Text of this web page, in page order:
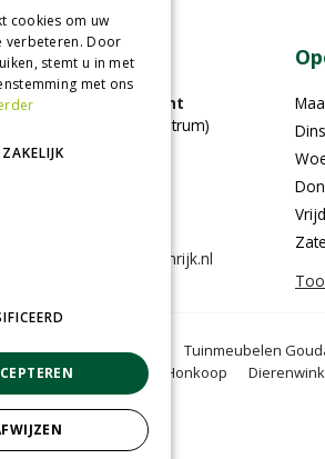
Bergambacht
(voorheen Stouts tuincentrum)
21A
info@bergambacht.groenrijk.nl
Tuincentrum Gouda Tuinmeubelen
Oranjeband zaden
Honkoop
cookies om uw
verbeteren. Door
stemt u in met
met ons